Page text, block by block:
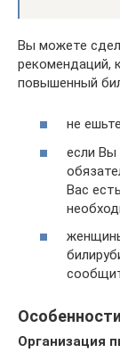
Вы можете
рекомендаций,
повышенный
не
если Вы
Вас
Организация